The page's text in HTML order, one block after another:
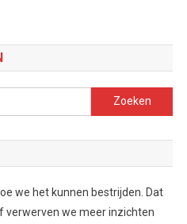
Zoeken
naar:
we het kunnen bestrijden. Dat
verwerven we meer inzichten